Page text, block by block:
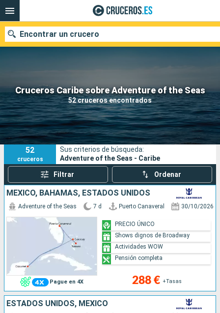
Cruceros Caribe sobre Adventure of the Seas
52 cruceros encontrados
Encontrar un crucero
Nuestros destinos
Fecha de salida
Puertos Compañías
Buscar
52
cruceros
Sus criterios de búsqueda:
Adventure of the Seas - Caribe
Filtrar Ordenar
MÉXICO, BAHAMAS, ESTADOS UNIDOS
Pague en 4X
Adventure of the Seas 7 d Puerto Canaveral 30/10/2026
288 € +Tasas
PRECIO ÚNICO
Shows dignos de Broadway
Actividades WOW
Pensión completa
ESTADOS UNIDOS, MÉXICO